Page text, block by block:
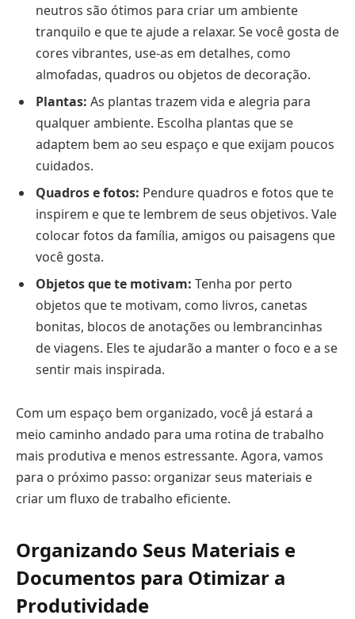
neutros são ótimos para criar um ambiente
tranquilo e que te ajude a relaxar. Se você gosta de
cores vibrantes, use-as em detalhes, como
almofadas, quadros ou objetos de decoração.
Plantas: As plantas trazem vida e alegria para
qualquer ambiente. Escolha plantas que se
adaptem bem ao seu espaço e que exijam poucos
cuidados.
Quadros e fotos: Pendure quadros e fotos que te
inspirem e que te lembrem de seus objetivos. Vale
colocar fotos da família, amigos ou paisagens que
você gosta.
Objetos que te motivam: Tenha por perto
objetos que te motivam, como livros, canetas
bonitas, blocos de anotações ou lembrancinhas
de viagens. Eles te ajudarão a manter o foco e a se
sentir mais inspirada.
Com um espaço bem organizado, você já estará a
meio caminho andado para uma rotina de trabalho
mais produtiva e menos estressante. Agora, vamos
para o próximo passo: organizar seus materiais e
criar um fluxo de trabalho eficiente.
Organizando Seus Materiais e
Documentos para Otimizar a
Produtividade